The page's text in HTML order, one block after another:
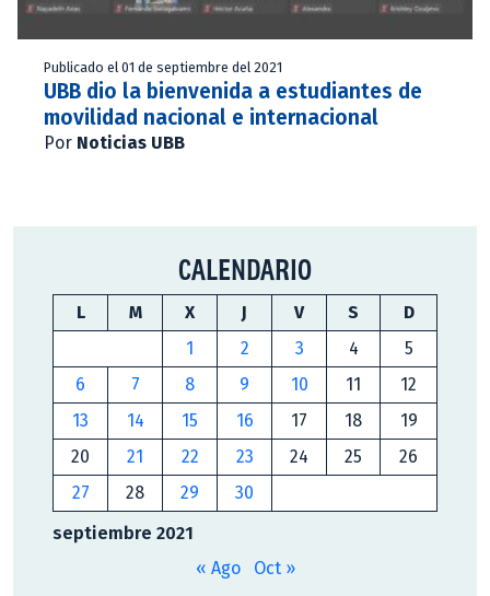
Publicado el 01 de septiembre del 2021
UBB dio la bienvenida a estudiantes de
movilidad nacional e internacional
Por Noticias UBB
CALENDARIO
septiembre 2021
L M X J V S
D
1
2 3 4
5
6
7 8 9 10 11
12
13
14 15 16 17 18
19
20
21 22 23 24 25
26
27
28 29 30
« Ago Oct »